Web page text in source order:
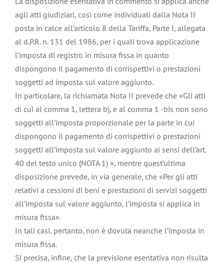
agli atti giudiziari, così come individuati dalla Nota II
posta in calce all’articolo 8 della Tariffa, Parte I, allegata
al d.P.R. n. 131 del 1986, per i quali trova applicazione
l’imposta di registro in misura fissa in quanto
dispongono il pagamento di corrispettivi o prestazioni
soggetti ad imposta sul valore aggiunto.
In particolare, la richiamata Nota II prevede che «Gli atti
di cui al comma 1, lettera b), e al comma 1 -bis non sono
soggetti all’imposta proporzionale per la parte in cui
dispongono il pagamento di corrispettivi o prestazioni
soggetti all’imposta sul valore aggiunto ai sensi dell’art.
40 del testo unico (NOTA 1) », mentre quest’ultima
disposizione prevede, in via generale, che «Per gli atti
relativi a cessioni di beni e prestazioni di servizi soggetti
all’imposta sul valore aggiunto, l’imposta si applica in
misura fissa».
In tali casi, pertanto, non è dovuta neanche l’imposta in
misura fissa.
Si precisa, infine, che la previsione esentativa non risulta